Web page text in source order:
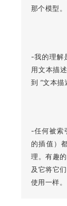
那个模型。
-我的理解
用文本描
到 ”文本描
-任何被索
的插值）
理。有趣
及它将它
使用一样。